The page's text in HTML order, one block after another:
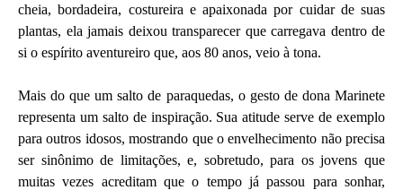
cheia, bordadeira, costureira e apaixonada por cuidar de suas
plantas, ela jamais deixou transparecer que carregava dentro de
si o espírito aventureiro que, aos 80 anos, veio à tona.
Mais do que um salto de paraquedas, o gesto de dona Marinete
representa um salto de inspiração. Sua atitude serve de exemplo
para outros idosos, mostrando que o envelhecimento não precisa
ser sinônimo de limitações, e, sobretudo, para os jovens que
muitas vezes acreditam que o tempo já passou para sonhar,